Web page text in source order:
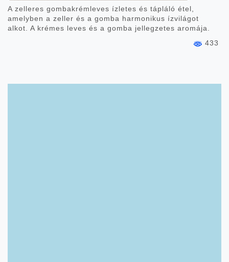
A zelleres gombakrémleves ízletes és tápláló étel,
amelyben a zeller és a gomba harmonikus ízvilágot
alkot. A krémes leves és a gomba jellegzetes aromája.
433